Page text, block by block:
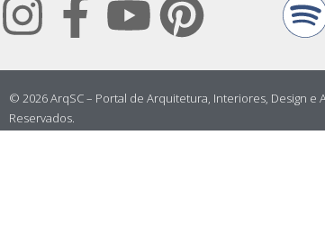
© 2026 ArqSC – Portal de Arquitetura, Interiores, Design e
Reservados.